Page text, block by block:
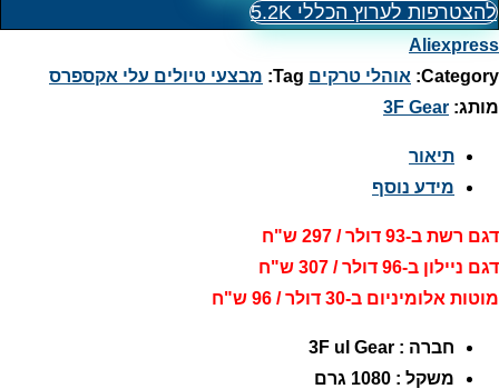
להצטרפות לערוץ הכללי 5.2K
Aliexpress
Category: אוהלי טרקים Tag: מבצעי טיולים עלי אקספרס
מותג: 3F Gear
תיאור
מידע נוסף
דגם רשת ב-93 דולר / 297 ש"ח
דגם ניילון ב-96 דולר / 307 ש"ח
מוטות אלומיניום ב-30 דולר / 96 ש"ח
חברה : 3F ul Gear
משקל : 1080 גרם